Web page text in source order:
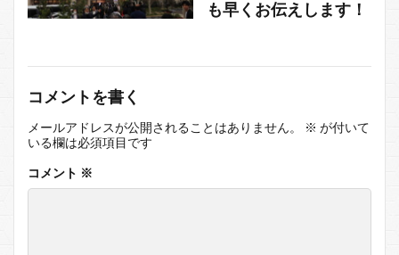
も早くお伝えします！
コメントを書く
メールアドレスが公開されることはありません。 ※ が付いて
いる欄は必須項目です
コメント ※